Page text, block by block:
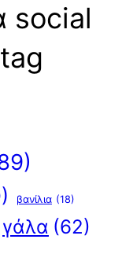
social
βανίλια (18)
γάλα (62)